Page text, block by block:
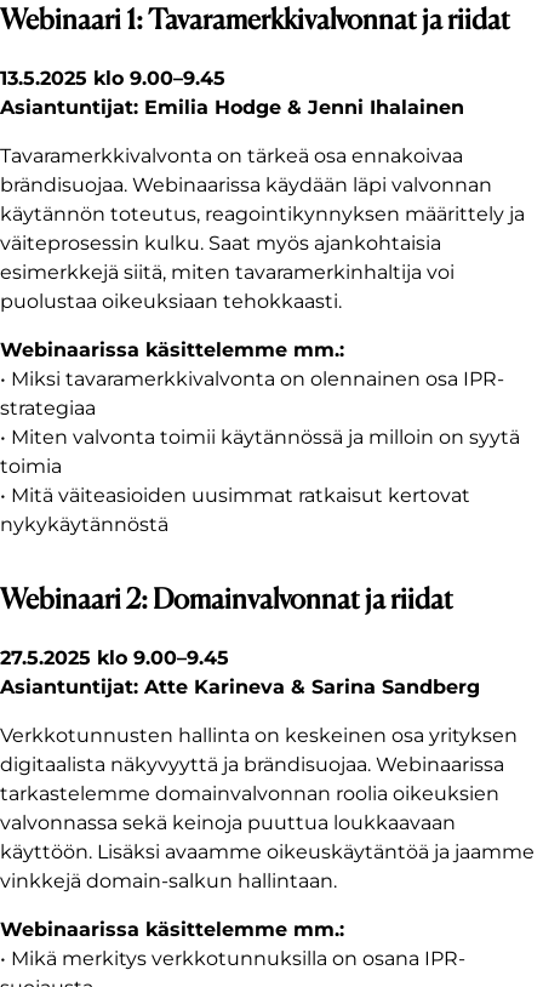
Webinaari 1: Tavaramerkkivalvonnat ja riidat
13.5.2025 klo 9.00–9.45
Asiantuntijat: Emilia Hodge & Jenni Ihalainen
Tavaramerkkivalvonta on tärkeä osa ennakoivaa
brändisuojaa. Webinaarissa käydään läpi valvonnan
käytännön toteutus, reagointikynnyksen määrittely ja
väiteprosessin kulku. Saat myös ajankohtaisia
esimerkkejä siitä, miten tavaramerkinhaltija voi
puolustaa oikeuksiaan tehokkaasti.
Webinaarissa käsittelemme mm.:
• Miksi tavaramerkkivalvonta on olennainen osa IPR-
strategiaa
• Miten valvonta toimii käytännössä ja milloin on syytä
toimia
• Mitä väiteasioiden uusimmat ratkaisut kertovat
nykykäytännöstä
Webinaari 2: Domainvalvonnat ja riidat
27.5.2025 klo 9.00–9.45
Asiantuntijat: Atte Karineva & Sarina Sandberg
Verkkotunnusten hallinta on keskeinen osa yrityksen
digitaalista näkyvyyttä ja brändisuojaa. Webinaarissa
tarkastelemme domainvalvonnan roolia oikeuksien
valvonnassa sekä keinoja puuttua loukkaavaan
käyttöön. Lisäksi avaamme oikeuskäytäntöä ja jaamme
vinkkejä domain-salkun hallintaan.
Webinaarissa käsittelemme mm.:
• Mikä merkitys verkkotunnuksilla on osana IPR-